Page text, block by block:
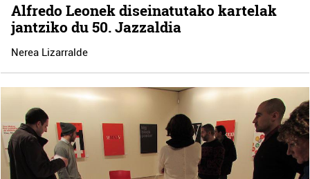
Alfredo Leonek diseinatutako kartelak
jantziko du 50. Jazzaldia
Nerea Lizarralde